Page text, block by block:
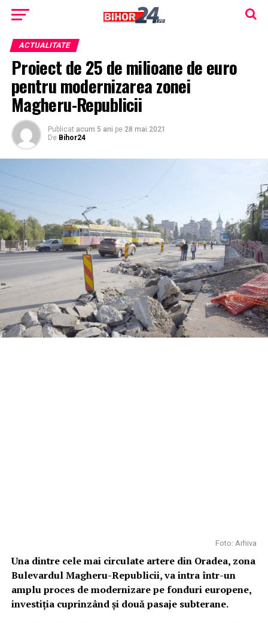
ACTUALITATE
Proiect de 25 de milioane de euro
pentru modernizarea zonei
Magheru-Republicii
Publicat acum 5 ani pe 28 mai 2021
De Bihor24
Foto: Arhiva
Una dintre cele mai circulate artere din Oradea, zona
Bulevardul Magheru-Republicii, va intra într-un
amplu proces de modernizare pe fonduri europene,
investiția cuprinzând și două pasaje subterane.